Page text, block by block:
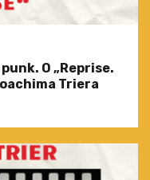
O „Reprise.
Triera